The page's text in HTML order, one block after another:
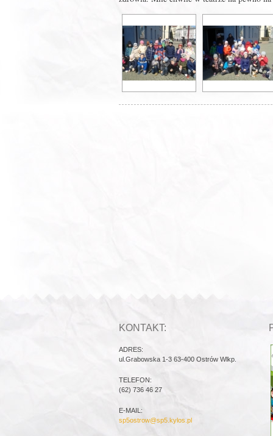
KONTAKT:
ADRES:
ul.Grabowska 1-3 63-400 Ostrów Wlkp.
TELEFON:
(62) 736 46 27
E-MAIL:
sp5ostrow@sp5.kylos.pl